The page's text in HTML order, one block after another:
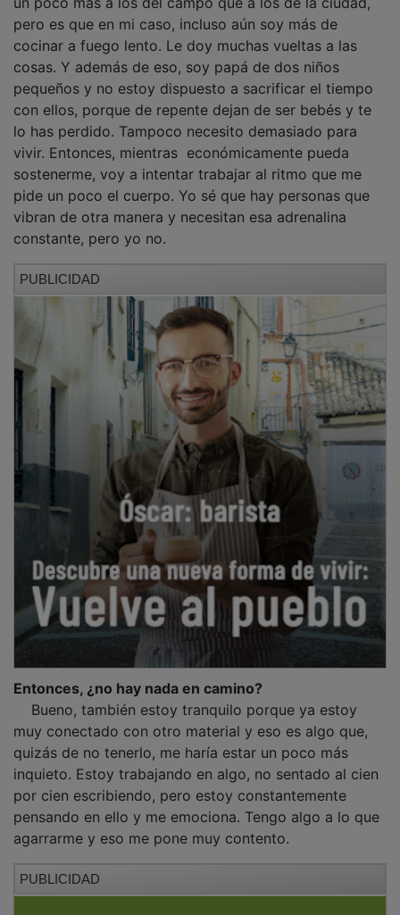
pero es que en mi caso, incluso aún soy más de
cocinar a fuego lento. Le doy muchas vueltas a las
cosas. Y además de eso, soy papá de dos niños
pequeños y no estoy dispuesto a sacrificar el tiempo
con ellos, porque de repente dejan de ser bebés y te
lo has perdido. Tampoco necesito demasiado para
vivir. Entonces, mientras económicamente pueda
sostenerme, voy a intentar trabajar al ritmo que me
pide un poco el cuerpo. Yo sé que hay personas que
vibran de otra manera y necesitan esa adrenalina
constante, pero yo no.
Bueno, también estoy tranquilo porque ya estoy
muy conectado con otro material y eso es algo que,
quizás de no tenerlo, me haría estar un poco más
inquieto. Estoy trabajando en algo, no sentado al cien
por cien escribiendo, pero estoy constantemente
pensando en ello y me emociona. Tengo algo a lo que
agarrarme y eso me pone muy contento.